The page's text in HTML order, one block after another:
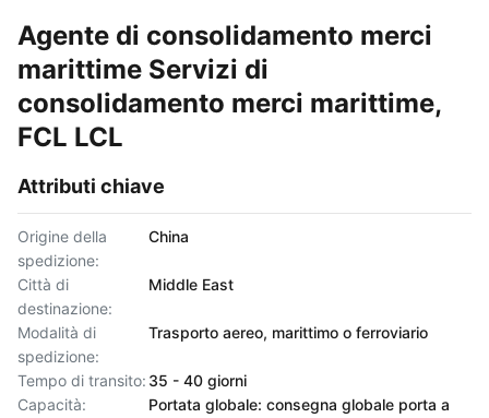
Agente di consolidamento merci
marittime Servizi di
consolidamento merci marittime,
FCL LCL
Attributi chiave
Origine della
spedizione:
China
Città di
destinazione:
Middle East
Modalità di
spedizione:
Trasporto aereo, marittimo o ferroviario
Tempo di transito: 35 - 40 giorni
Capacità:
Portata globale: consegna globale porta a